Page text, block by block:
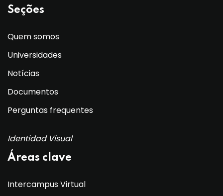
Seções
Quem somos
Universidades
Notícias
Documentos
Perguntas frequentes
Identidad Visual
Áreas clave
Intercampus Virtual